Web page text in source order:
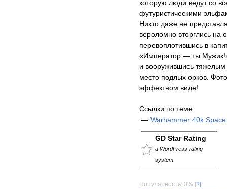
которую люди ведут со
футуристическими
Никто даже не
вероломно вторглись на
перевоплотившись в
«Император — ты
и вооружившись тяжелым
место подлых орков.
эффектном виде!
Ссылки по теме:
— Warhammer 40k
GD Star Rating
a WordPress rating
system
Популярность: 3% [?]